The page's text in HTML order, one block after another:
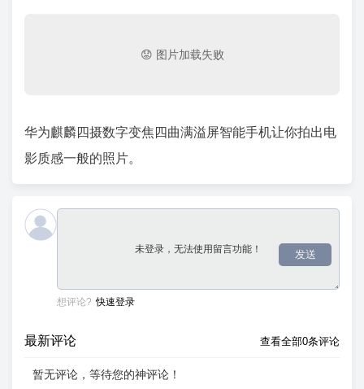
华为麒麟四摄数字变焦四曲满溢屏智能手机让你拍出电
影质感一般的照片。
发送
想评论? 快速登录
最新评论 查看全部0条评论
暂无评论，等待您的神评论！